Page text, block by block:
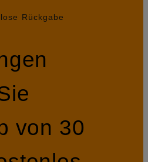
Rückgabe
von 30